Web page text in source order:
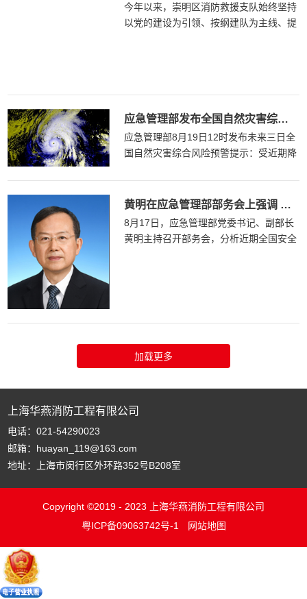
今年以来，崇明区消防救援支队始终坚持
以党的建设为引领、按纲建队为主线、提
应急管理部发布全国自然灾害综合风险预警提示
应急管理部8月19日12时发布未来三日全
国自然灾害综合风险预警提示：受近期降
黄明在应急管理部部务会上强调 始终坚持人民至上生命至上安全第一狠抓安全生产和防汛救灾各项工作落实
8月17日，应急管理部党委书记、副部长
黄明主持召开部务会，分析近期全国安全
上海华燕消防工程有限公司
电话：021-54290023
邮箱：huayan_119@163.com
地址：上海市闵行区外环路352号B208室
Copyright ©2019 - 2023 上海华燕消防工程有限公司
粤ICP备09063742号-1
网站地图